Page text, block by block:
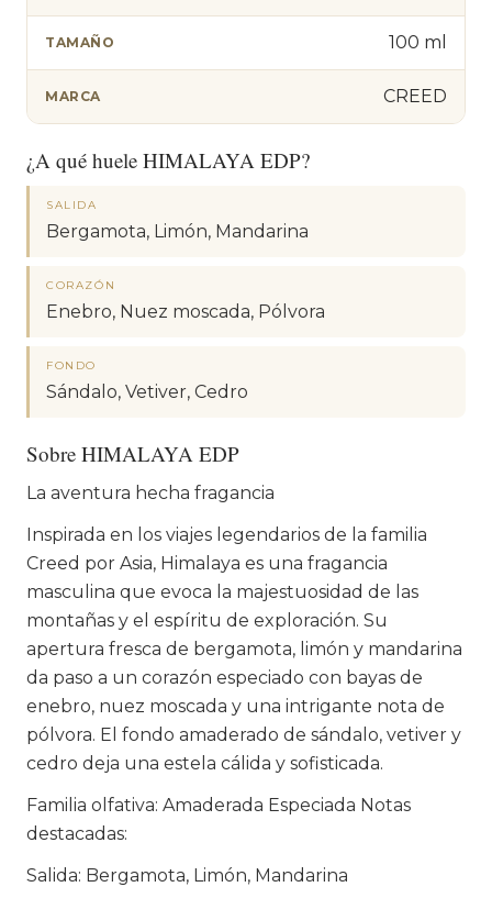
TAMAÑO 100 ml
MARCA CREED
¿A qué huele HIMALAYA EDP?
SALIDA
Bergamota, Limón, Mandarina
CORAZÓN
Enebro, Nuez moscada, Pólvora
FONDO
Sándalo, Vetiver, Cedro
Sobre HIMALAYA EDP
La aventura hecha fragancia
Inspirada en los viajes legendarios de la familia
Creed por Asia, Himalaya es una fragancia
masculina que evoca la majestuosidad de las
montañas y el espíritu de exploración. Su
apertura fresca de bergamota, limón y mandarina
da paso a un corazón especiado con bayas de
enebro, nuez moscada y una intrigante nota de
pólvora. El fondo amaderado de sándalo, vetiver y
cedro deja una estela cálida y sofisticada.
Familia olfativa: Amaderada Especiada Notas
destacadas:
Salida: Bergamota, Limón, Mandarina